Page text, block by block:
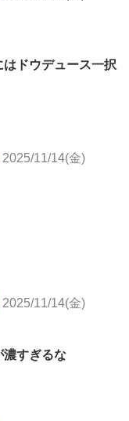
ドウデュース一択
2025/11/14(金)
2025/11/14(金)
濃すぎるな